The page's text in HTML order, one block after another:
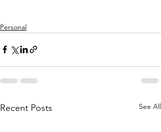
Personal
Recent Posts See All